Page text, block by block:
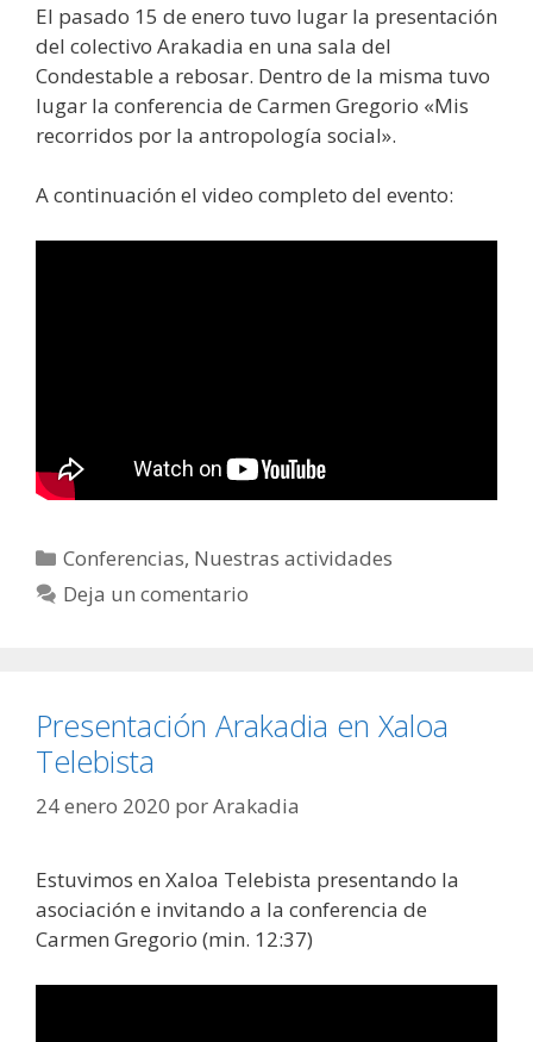
El pasado 15 de enero tuvo lugar la presentación
del colectivo Arakadia en una sala del
Condestable a rebosar. Dentro de la misma tuvo
lugar la conferencia de Carmen Gregorio «Mis
recorridos por la antropología social».
A continuación el video completo del evento:
Categorías
Conferencias, Nuestras actividades
Deja un comentario
Presentación Arakadia en Xaloa
Telebista
24 enero 2020 porArakadia
Estuvimos en Xaloa Telebista presentando la
asociación e invitando a la conferencia de
Carmen Gregorio (min. 12:37)